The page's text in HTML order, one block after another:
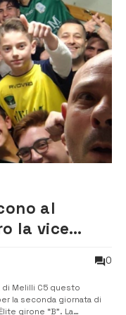
al
la vice
0
di Melilli C5 questo
la seconda giornata di
girone “B”. La